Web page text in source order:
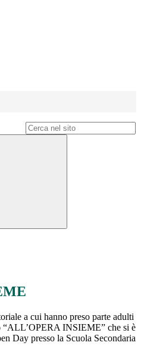
a cui hanno preso parte adulti
“ALL’OPERA INSIEME” che si è
Day presso la Scuola Secondaria